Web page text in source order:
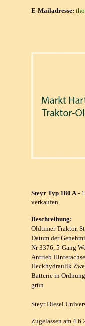
E-Mailadresse:
Steyr Typ 180 A-
verkaufen
Beschreibung:
Oldtimer Traktor,
Datum der
Nr 3376, 5-Gang
Antrieb
Heckhydraulik
Batterie in
grün
Steyr Diesel
Zugelassen am